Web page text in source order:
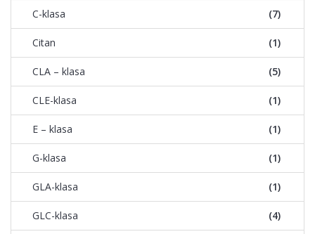
C-klasa (7)
Citan (1)
CLA – klasa (5)
CLE-klasa (1)
E – klasa (1)
G-klasa (1)
GLA-klasa (1)
GLC-klasa (4)